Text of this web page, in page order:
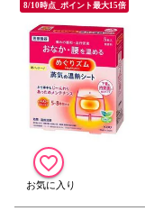
8/10時点_ポイント最大15倍